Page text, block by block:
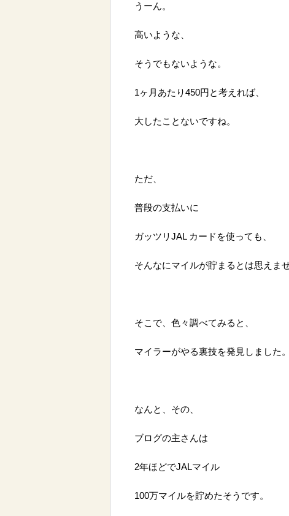
うーん。
高いような、
そうでもないような。
1ヶ月あたり450円と考えれば、
大したことないですね。
ただ、
普段の支払いに
ガッツリJAL カードを使っても、
そんなにマイルが貯まるとは思えま
そこで、色々調べてみると、
マイラーがやる裏技を発見しました。
なんと、その、
ブログの主さんは
2年ほどでJALマイル
100万マイルを貯めたそうです。